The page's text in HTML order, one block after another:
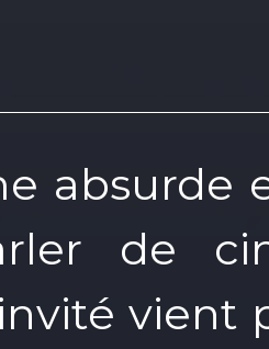
absurde
de
vient